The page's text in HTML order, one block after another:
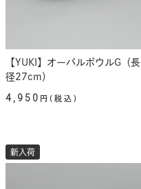
【YUKI】オーバルボウルG（長
径27cm）
4,950 円(税込)
新入荷